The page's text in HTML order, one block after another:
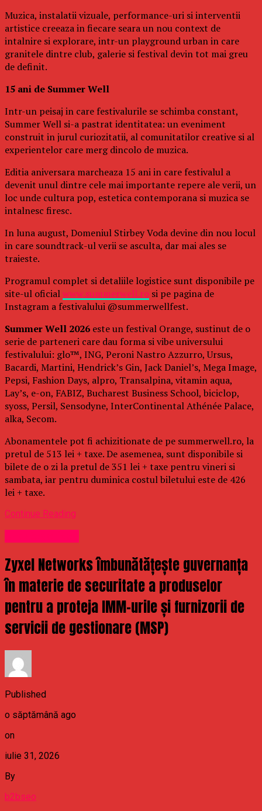
Muzica, instalatii vizuale, performance-uri si interventii
artistice creeaza in fiecare seara un nou context de
intalnire si explorare, intr-un playground urban in care
granitele dintre club, galerie si festival devin tot mai greu
de definit.
15 ani de Summer Well
Intr-un peisaj in care festivalurile se schimba constant,
Summer Well si-a pastrat identitatea: un eveniment
construit in jurul curiozitatii, al comunitatilor creative si al
experientelor care merg dincolo de muzica.
Editia aniversara marcheaza 15 ani in care festivalul a
devenit unul dintre cele mai importante repere ale verii, un
loc unde cultura pop, estetica contemporana si muzica se
intalnesc firesc.
In luna august, Domeniul Stirbey Voda devine din nou locul
in care soundtrack-ul verii se asculta, dar mai ales se
traieste.
Programul complet si detaliile logistice sunt disponibile pe
site-ul oficialwww.summerwell.ro si pe pagina de
Instagram a festivalului @summerwellfest.
Summer Well 2026 este un festival Orange, sustinut de o
serie de parteneri care dau forma si vibe universului
festivalului: glo™, ING, Peroni Nastro Azzurro, Ursus,
Bacardi, Martini, Hendrick’s Gin, Jack Daniel’s, Mega Image,
Pepsi, Fashion Days, alpro, Transalpina, vitamin aqua,
Lay’s, e-on, FABIZ, Bucharest Business School, biciclop,
syoss, Persil, Sensodyne, InterContinental Athénée Palace,
alka, Secom.
Abonamentele pot fi achizitionate de pe summerwell.ro, la
pretul de 513 lei + taxe. De asemenea, sunt disponibile si
bilete de o zi la pretul de 351 lei + taxe pentru vineri si
sambata, iar pentru duminica costul biletului este de 426
lei + taxe.
Continue Reading
Zyxel Networks îmbunătățește guvernanța
în materie de securitate a produselor
pentru a proteja IMM-urile și furnizorii de
servicii de gestionare (MSP)
Published
o săptămână ago
on
iulie 31, 2026
By
b2bseo